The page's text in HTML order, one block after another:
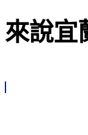
來說宜